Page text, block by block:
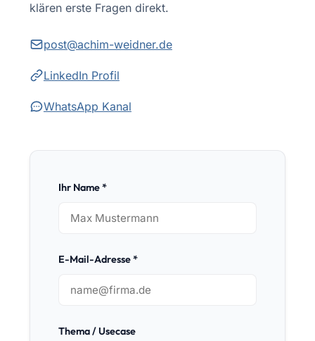
klären erste Fragen direkt.
post@achim-weidner.de
LinkedIn Profil
WhatsApp Kanal
Ihr Name *
E-Mail-Adresse *
Thema / Usecase